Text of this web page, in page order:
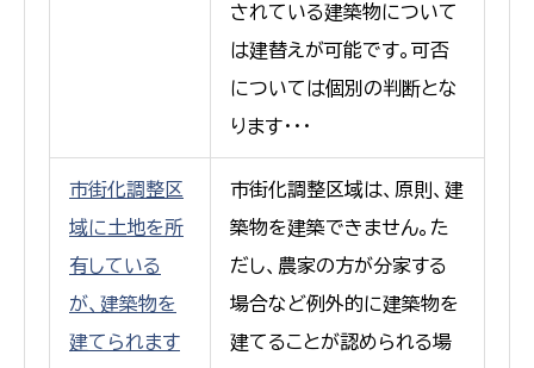
されている建築物について
は建替えが可能です。可否
については個別の判断とな
ります･･･
市街化調整区
域に土地を所
有している
が、建築物を
建てられます
市街化調整区域は、原則、建
築物を建築できません。た
だし、農家の方が分家する
場合など例外的に建築物を
建てることが認められる場